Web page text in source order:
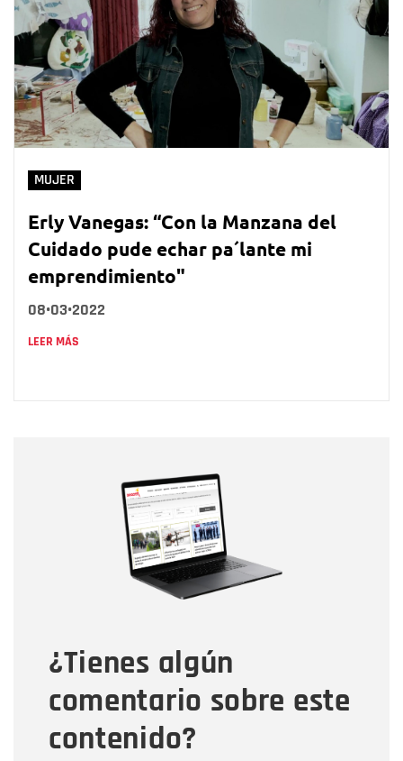
MUJER
Erly Vanegas: “Con la Manzana del
Cuidado pude echar pa´lante mi
emprendimiento"
08•03•2022
LEER MÁS
¿Tienes algún
comentario sobre este
contenido?
Correo electrónico
Tipo de comentario
Mensaje